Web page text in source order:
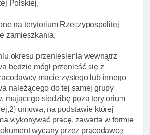
Polskiej,
na terytorium Rzeczypospolitej
zamieszkania,
okresu przeniesienia wewnątrz
będzie mógł przenieść się z
macierzystego lub innego
należącego do tej samej grupy
mającego siedzibę poza terytorium
umowa, na podstawie której
wykonywać pracę, zawarta w formie
wydany przez pracodawcę
przesłanki cofnięcia zezwolenia na
stosowania niektórych
o cofnięciu zezwolenia na
I pracę
do przepisów ustawy o
I instytucjach rynku pracy